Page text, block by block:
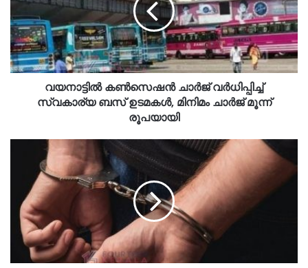
വയനാട്ടിൽ കൺസെഷൻ ചാർജ് വർധിപ്പിച്ച്
സ്വകാര്യ ബസ് ഉടമകൾ, മിനിമം ചാർജ് മൂന്ന്
രൂപയായി